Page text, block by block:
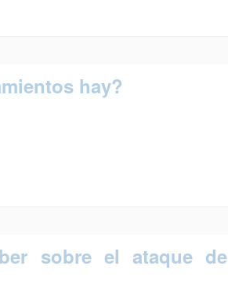
hay?
sobre el ataque de